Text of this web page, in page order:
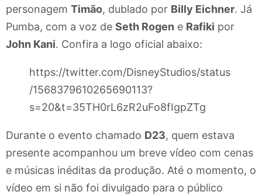
personagem Timão, dublado por Billy Eichner. Já
Pumba, com a voz de Seth Rogen e Rafiki por
John Kani. Confira a logo oficial abaixo:
https://twitter.com/DisneyStudios/status
/1568379610265690113?
s=20&t=35TH0rL6zR2uFo8fIgpZTg
Durante o evento chamado D23, quem estava
presente acompanhou um breve vídeo com cenas
e músicas inéditas da produção. Até o momento, o
vídeo em si não foi divulgado para o público